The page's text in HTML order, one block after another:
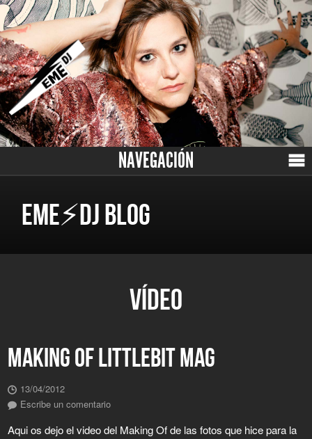
NAVEGACIÓN
EME⚡DJ BLOG
VÍDEO
MAKING OF LITTLEBIT MAG
13/04/2012
Escribe un comentario
Aqui os dejo el video del Making Of de las fotos que hice para la